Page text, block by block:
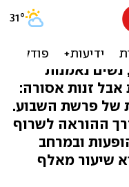
תולדות
האישה
נשים נאמנות
אבל זנות אסורה:
של פרשת השבוע.
ההוראה לשרוף
ובמרחב
שיעור מאלף